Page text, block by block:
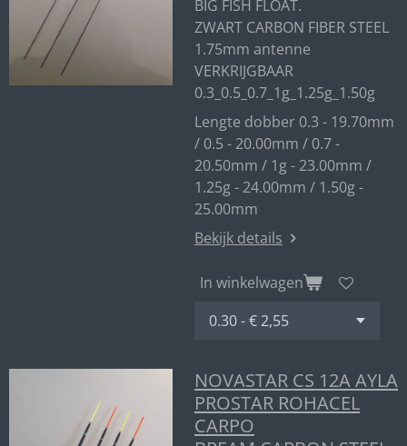
BIG FISH FLOAT.
ZWART CARBON FIBER STEEL
1.75mm antenne
VERKRIJGBAAR
0.3_0.5_0.7_1g_1.25g_1.50g
Lengte dobber 0.3 - 19.70mm
/ 0.5 - 20.00mm / 0.7 -
20.50mm / 1g - 23.00mm /
1.25g - 24.00mm / 1.50g -
25.00mm
Bekijk details
In winkelwagen
NOVASTAR CS 12A AYLA
PROSTAR ROHACEL
CARPO